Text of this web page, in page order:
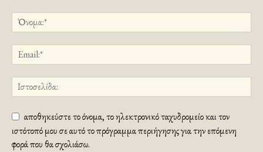
αποθηκεύστε το όνομα, το ηλεκτρονικό ταχυδρομείο και τον
ιστότοπό μου σε αυτό το πρόγραμμα περιήγησης για την επόμενη
φορά που θα σχολιάσω.